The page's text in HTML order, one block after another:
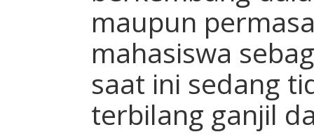
maupun
mahasiswa
saat ini sedang
terbilang ganjil